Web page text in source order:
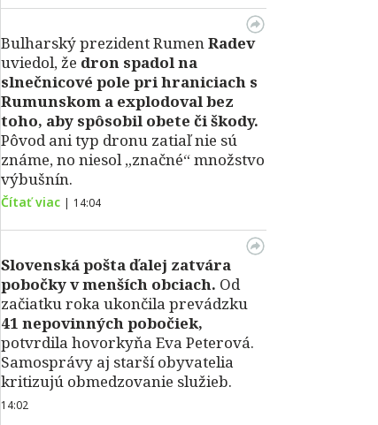
Bulharský prezident RumenRadev
uviedol, že dron spadol na
slnečnicové pole pri hraniciach s
Rumunskom a explodoval bez
toho, aby spôsobil obete či škody.
Pôvod ani typ dronu zatiaľ nie sú
známe, no niesol „značné“ množstvo
výbušnín.
Čítať viac | 14:04
Slovenská pošta ďalej zatvára
pobočky v menších obciach. Od
začiatku roka ukončila prevádzku
41 nepovinných pobočiek,
potvrdila hovorkyňa Eva Peterová.
Samosprávy aj starší obyvatelia
kritizujú obmedzovanie služieb.
14:02